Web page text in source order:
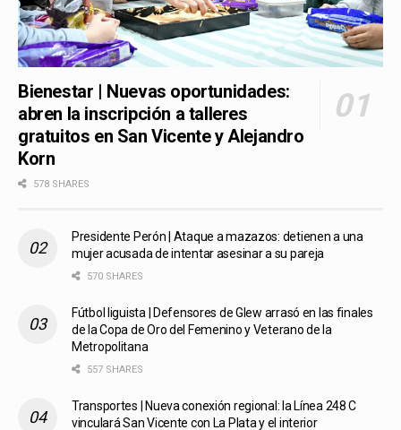
Bienestar | Nuevas oportunidades:
abren la inscripción a talleres
gratuitos en San Vicente y Alejandro
Korn
578 SHARES
Presidente Perón | Ataque a mazazos: detienen a una
mujer acusada de intentar asesinar a su pareja
570 SHARES
Fútbol liguista | Defensores de Glew arrasó en las finales
de la Copa de Oro del Femenino y Veterano de la
Metropolitana
557 SHARES
Transportes | Nueva conexión regional: la Línea 248 C
vinculará San Vicente con La Plata y el interior